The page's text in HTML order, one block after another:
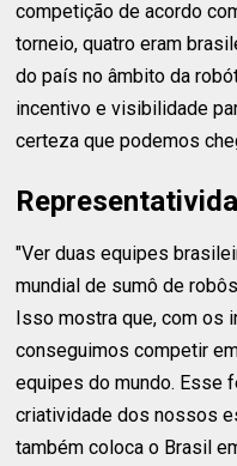
competição de acordo
torneio, quatro eram
do país no âmbito da
incentivo e visibilidade
certeza que podemos
"Ver duas equipes
mundial de sumô de
Isso mostra que, com os
conseguimos competir
equipes do mundo. Esse
criatividade dos nossos
também coloca o Brasil